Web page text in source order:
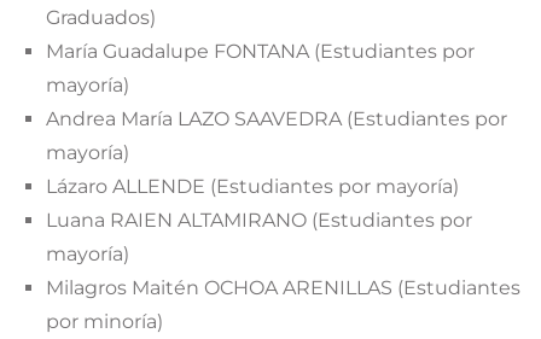
Graduados)
María Guadalupe FONTANA (Estudiantes por
mayoría)
Andrea María LAZO SAAVEDRA (Estudiantes por
mayoría)
Lázaro ALLENDE (Estudiantes por mayoría)
Luana RAIEN ALTAMIRANO (Estudiantes por
mayoría)
Milagros Maitén OCHOA ARENILLAS (Estudiantes
por minoría)